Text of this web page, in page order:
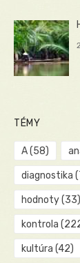
TÉMY
A(58)
diagnostika
hodnoty(33)
kontrola
kultúra (42)